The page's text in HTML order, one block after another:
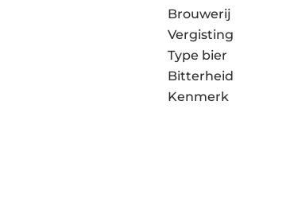
Brouwerij
Vergisting
Type bier
Bitterheid
Kenmerk